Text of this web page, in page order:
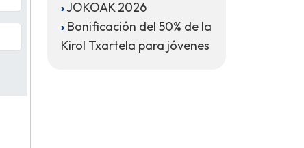
JOKOAK 2026
Bonificación del 50% de la
Kirol Txartela para jóvenes